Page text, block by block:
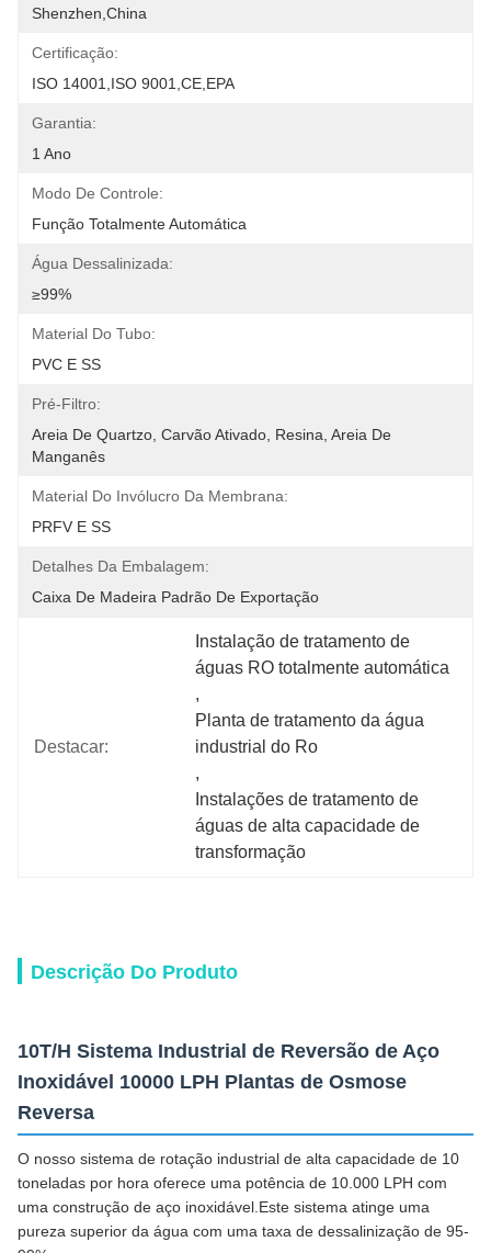
Shenzhen,China
Certificação:
ISO 14001,ISO 9001,CE,EPA
Garantia:
1 Ano
Modo De Controle:
Função Totalmente Automática
Água Dessalinizada:
≥99%
Material Do Tubo:
PVC E SS
Pré-Filtro:
Areia De Quartzo, Carvão Ativado, Resina, Areia De
Manganês
Material Do Invólucro Da Membrana:
PRFV E SS
Detalhes Da Embalagem:
Caixa De Madeira Padrão De Exportação
Destacar:
Instalação de tratamento de
águas RO totalmente automática
,
Planta de tratamento da água
industrial do Ro
,
Instalações de tratamento de
águas de alta capacidade de
transformação
Descrição Do Produto
10T/H Sistema Industrial de Reversão de Aço
Inoxidável 10000 LPH Plantas de Osmose
Reversa
O nosso sistema de rotação industrial de alta capacidade de 10
toneladas por hora oferece uma potência de 10.000 LPH com
uma construção de aço inoxidável.Este sistema atinge uma
pureza superior da água com uma taxa de dessalinização de 95-